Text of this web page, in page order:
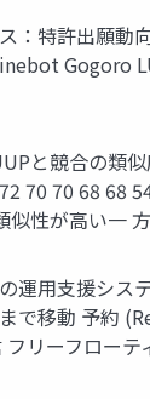
：特許出願動
Gogoro
と競合の類
72 70 70 68
性が高い一
運用支援シス
で移動 予約
リーフローテ